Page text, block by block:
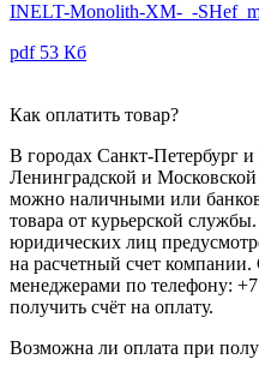
INELT-Monolith-XM-_-
pdf 53 Кб
Как оплатить товар?
В городах Санкт-Петербург
Ленинградской и Московской
можно наличными или
товара от курьерской
юридических лиц
на расчетный счет
менеджерами по телефону:
получить счёт на оплату.
Возможна ли оплата при